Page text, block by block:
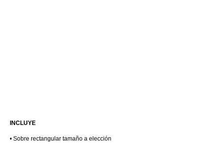
INCLUYE
• Sobre rectangular tamaño a elección